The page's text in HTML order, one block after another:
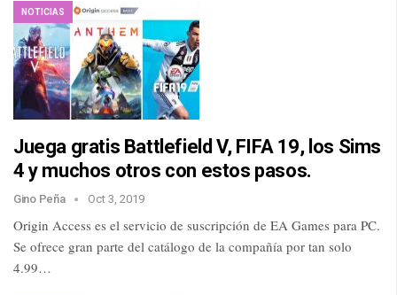
NOTICIAS
Juega gratis Battlefield V, FIFA 19, los Sims
4 y muchos otros con estos pasos.
Gino Peña Oct 3, 2019
Origin Access es el servicio de suscripción de EA Games para PC.
Se ofrece gran parte del catálogo de la compañía por tan solo
4.99…